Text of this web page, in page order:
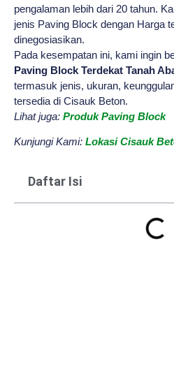
pengalaman lebih dari 20 tahun.
jenis Paving Block dengan Harga
dinegosiasikan.
Pada kesempatan ini, kami ingin
Paving Block Terdekat Tanah
termasuk jenis, ukuran,
tersedia di Cisauk Beton.
Lihat juga: Produk Paving Block
Kunjungi Kami: Lokasi Cisauk
Daftar Isi